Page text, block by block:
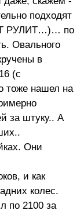
подходят
РУЛИТ…)… по
Овального
в
(с
тоже нашел на
за штуку.. А
Они
и как
колес.
по 2100 за